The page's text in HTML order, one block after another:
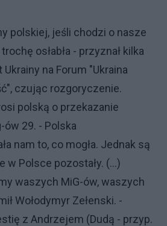
polskiej, jeśli chodzi o nasze
osłabła - przyznał kilka
na Forum "Ukraina
czując rozgoryczenie.
polską o przekazanie
ów 29. - Polska
nam to, co mogła. Jednak są
w Polsce pozostały. (...)
waszych MiG-ów, waszych
Wołodymyr Zełenski. -
z Andrzejem (Dudą - przyp.